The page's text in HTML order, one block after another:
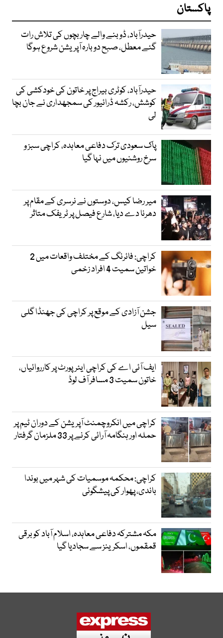
پاکستان
حیدرآباد، ڈوبنے والے چار بچوں کی تلاش رات
گئے معطل، صبح دوبارہ آپریشن شروع ہوگا
حیدرآباد، کوٹری بیراج پر خاتون کی خودکشی کی
کوشش، رکشہ ڈرائیور کی سمجھداری نے جان بچا
لی
پاک سعودی ترک دفاعی معاہدہ، کراچی سبز و
سرخ روشنیوں میں نہا گیا
میر رضا کیس، دوستوں نے نرسری کے مقام پر
دھرنا دے دیا، شارع فیصل پر ٹریفک متاثر
کراچی: فائرنگ کے مختلف واقعات میں 2
خواتین سمیت 4 افراد زخمی
جشن آزادی کے موقع پر کراچی کی جھنڈا گلی
سیل
ایف آئی اے کی کراچی ایئرپورٹ پر کارروائیاں،
خاتون سمیت 3 مسافر آف لوڈ
کراچی میں انکروچمنٹ آپریشن کے دوران ٹیم پر
حملہ اور ہنگامہ آرائی کرنے پر 33 ملزمان گرفتار
کراچی: محکمہ موسمیات کی شہر میں بوندا
باندی، پھوار کی پیشگوئی
مکہ مشترکہ دفاعی معاہدہ، اسلام آباد کو برقی
قمقموں، اسکرینز سے سجادیا گیا